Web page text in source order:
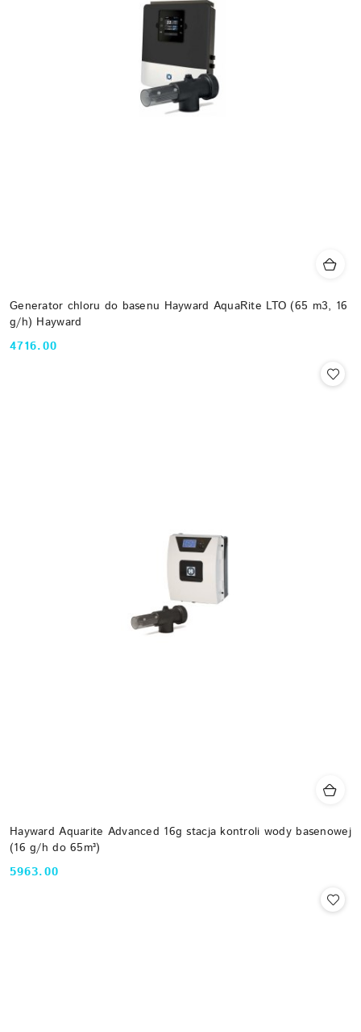
Generator chloru do basenu Hayward AquaRite LTO (65 m3, 16
g/h) Hayward
Cena:
4716.00
Hayward Aquarite Advanced 16g stacja kontroli wody basenowej
(16 g/h do 65m³)
Cena:
5963.00